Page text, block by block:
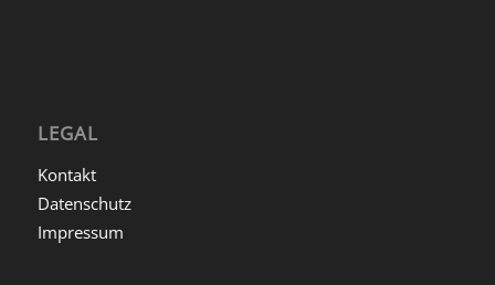
LEGAL
Kontakt
Datenschutz
Impressum